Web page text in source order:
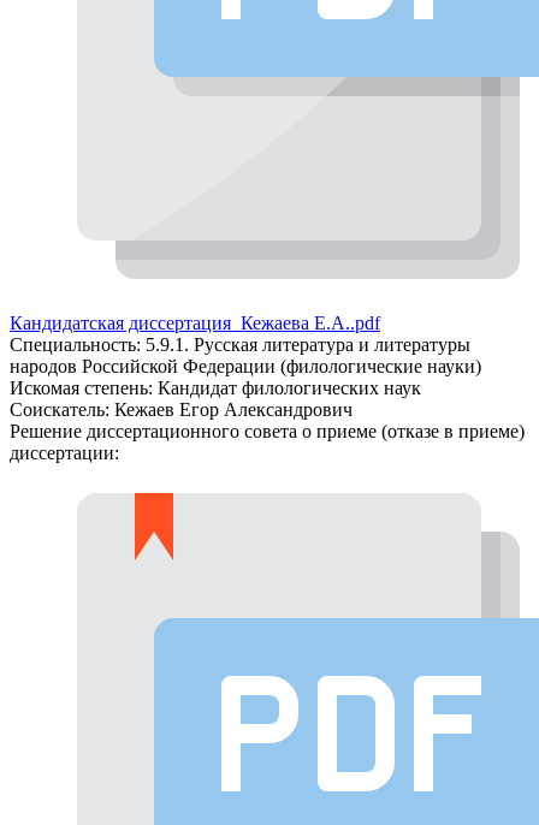
Кандидатская диссертация_Кежаева Е.А..pdf
Специальность: 5.9.1. Русская литература и литературы
народов Российской Федерации (филологические науки)
Искомая степень: Кандидат филологических наук
Соискатель: Кежаев Егор Александрович
Решение диссертационного совета о приеме (отказе в приеме)
диссертации: